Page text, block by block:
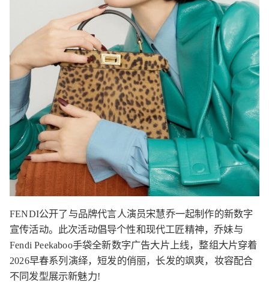
FENDI公开了与品牌代言人演员宋慧乔一起制作的新数字
宣传活动。此次活动倡导个性和现代工匠精神，乔妹与
Fendi Peekaboo手袋全新数字广告大片上线，整组大片穿着
2026早春系列演绎，短发的俏丽，长发的飒爽，妆容配合
不同发型展示新魅力!